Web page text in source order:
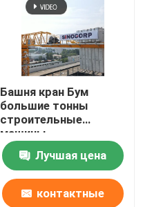
Башня кран Бум
большие тонны
строительные
машины
Лучшая цена
контактные